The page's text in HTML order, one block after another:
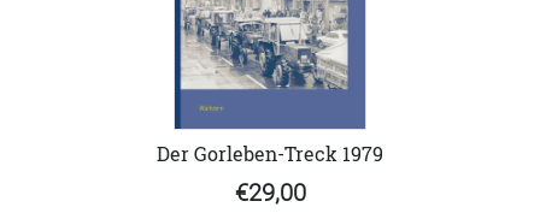
Der Gorleben-Treck 1979
€29,00